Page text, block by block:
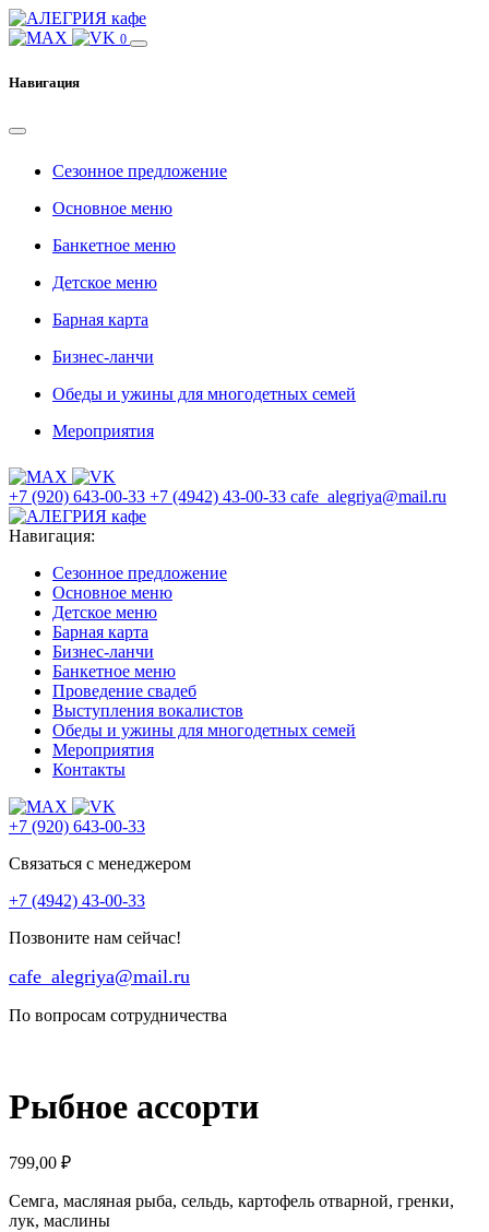
0
Навигация
Сезонное предложение
Основное меню
Банкетное меню
Детское меню
Барная карта
Бизнес-ланчи
Обеды и ужины для многодетных семей
Мероприятия
+7 (920) 643-00-33 +7 (4942) 43-00-33 cafe_alegriya@mail.ru
Навигация:
Сезонное предложение
Основное меню
Детское меню
Барная карта
Бизнес-ланчи
Банкетное меню
Проведение свадеб
Выступления вокалистов
Обеды и ужины для многодетных семей
Мероприятия
Контакты
+7 (920) 643-00-33
Связаться с менеджером
+7 (4942) 43-00-33
Позвоните нам сейчас!
cafe_alegriya@mail.ru
По вопросам сотрудничества
Рыбное ассорти
799,00 ₽
Семга, масляная рыба, сельдь, картофель отварной, гренки,
лук, маслины